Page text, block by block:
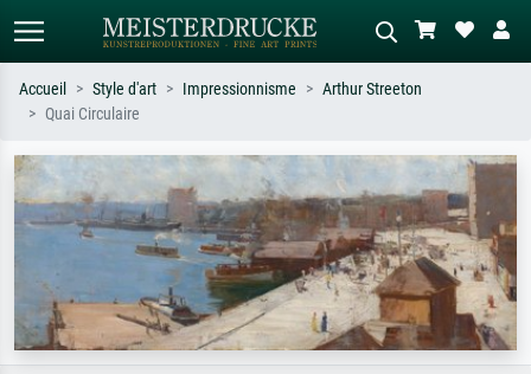
Recherchez par artiste, titre ou style –
ex. Monet, Nuit étoilée,
impressionnisme, vague de Hokusai,
nu.
Décrivez la scène – ex. prairie verte,
abstrait avec beaucoup de rouge,
tableau sombre, nu debout près d'un
arbre.
Accueil Style d'art Impressionnisme
Arthur Streeton
Quai Circulaire